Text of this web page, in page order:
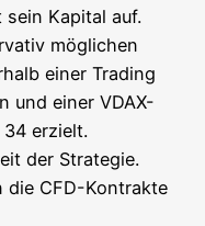
Kapi­tal auf.
mög­li­chen
einer Tra­ding
und einer VDAX-
34 erzielt.
der Strategie.
die CFD-Kon­trak­te